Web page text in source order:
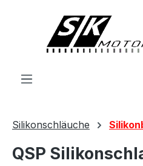
Silikonschläuche
QSP